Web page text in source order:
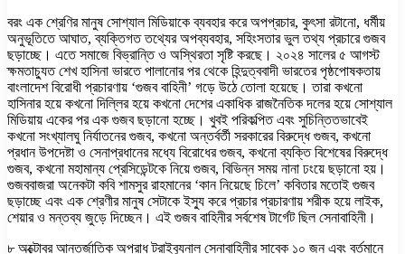
বরং এক শ্রেণির মানুষ সোশ্যাল মিডিয়াকে ব্যবহার করে অপপ্রচার, কুৎসা রটানো, ধর্মীয়
অনুভূতিতে আঘাত, ব্যক্তিগত তথ্যের অপব্যবহার, সহিংসতার ভুল তথ্য প্রচারে গুজব
ছড়াচ্ছে। এতে সমাজে বিভ্রান্তি ও অস্থিরতা সৃষ্টি করছে। ২০২৪ সালের ৫ আগস্ট
ক্ষমতাচ্যুত শেখ হাসিনা ভারতে পালানোর পর থেকে হিন্দুত্ববাদী ভারতের পৃষ্ঠপোষকতায়
বাংলাদেশ বিরোধী প্রচারণায় ‘গুজব বাহিনী’ গড়ে উঠে তোলা হয়েছে। তারা কখনো
হাসিনার হয়ে কখনো দিল্লির হয়ে কখনো দেশের একাধিক রাজনৈতিক দলের হয়ে সোশ্যাল
মিডিয়ায় একের পর এক গুজব ছড়ানো হচ্ছে। খুবই পরিকল্পিত এবং সুচিন্তিতভাবেই
কখনো সংখ্যালঘু নির্যাতনের গুজব, কখনো অন্তর্বর্তী সরকারের বিরুদ্ধে গুজব, কখনো
প্রধান উপদেষ্টা ও সেনাপ্রধানের মধ্যে বিরোধের গুজব, কখনো ব্যক্তি বিশেষের বিরুদ্ধে
গুজব, কখনো মহামান্য প্রেসিডেন্টকে নিয়ে গুজব, বিভিন্ন সময় নানা ঢংয়ে ছড়ানো হয়।
গুজববাজরা অনেকটা কবি শামসুর রাহমানের ‘কান নিয়েছে চিলে’ কবিতার মতোই গুজব
ছড়াচ্ছে এবং এক শ্রেণীর মানুষ সেটাকে ইস্যু করে প্রচার প্রচারণায় শরীক হয়ে লাইক,
শেয়ার ও মন্তব্য জুড়ে দিচ্ছেন। এই গুজব বাহিনীর সর্বশেষ টার্গেট ছিল সেনাবাহিনী।
৮ অক্টোবর আন্তর্জাতিক অপরাধ ট্রাইব্যুনাল সেনাবাহিনীর সাবেক ১০ জন এবং বর্তমানে